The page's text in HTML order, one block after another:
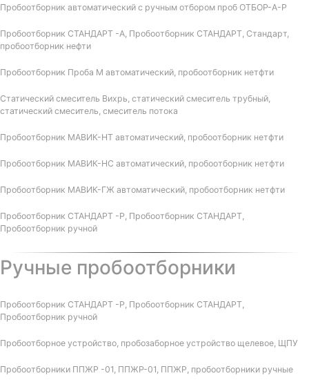
Пробоотборник автоматический с ручным отбором проб ОТБОР-А-Р
Пробоотборник СТАНДАРТ -А, Пробоотборник СТАНДАРТ, Стандарт,
пробоотборник нефти
Пробоотборник Проба М автоматический, пробоотборник нетфти
Статический смеситель Вихрь, статический смеситель трубный,
статический смеситель, смеситель потока
Пробоотборник МАВИК-НТ автоматический, пробоотборник нетфти
Пробоотборник МАВИК-НС автоматический, пробоотборник нетфти
Пробоотборник МАВИК-ГЖ автоматический, пробоотборник нетфти
Пробоотборник СТАНДАРТ -Р, Пробоотборник СТАНДАРТ,
Пробоотборник ручной
Ручные пробоотборники
Пробоотборник СТАНДАРТ -Р, Пробоотборник СТАНДАРТ,
Пробоотборник ручной
Пробоотборное устройство, пробозаборное устройство щелевое, ЩПУ
Пробоотборники ППЖР -01, ППЖР-01, ППЖР, пробоотборники ручные